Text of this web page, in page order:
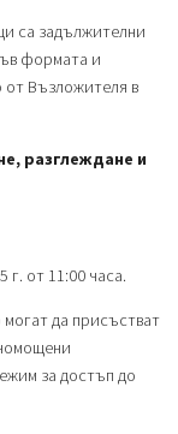
са задължителни
формата и
от Възложителя в
разглеждане и
г. от 11:00 часа.
да присъстват
за достъп до